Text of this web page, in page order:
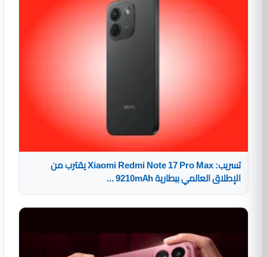
تسريب: Xiaomi Redmi Note 17 Pro Max يقترب من
الإطلاق العالمي ببطارية 9210mAh ...